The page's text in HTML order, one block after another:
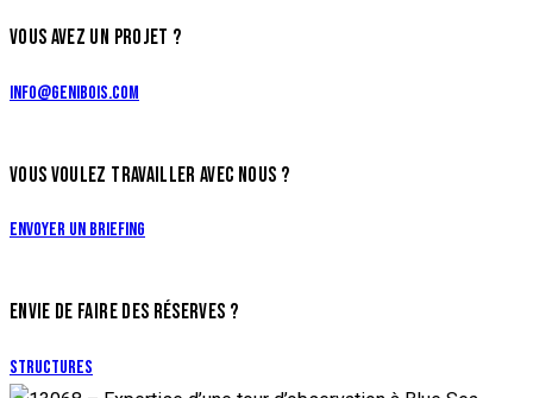
VOUS AVEZ UN PROJET ?
info@genibois.com
VOUS VOULEZ TRAVAILLER AVEC NOUS ?
Envoyer un briefing
ENVIE DE FAIRE DES RÉSERVES ?
Structures